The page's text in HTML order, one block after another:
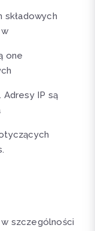
składowych
one
Adresy IP są
szczególności